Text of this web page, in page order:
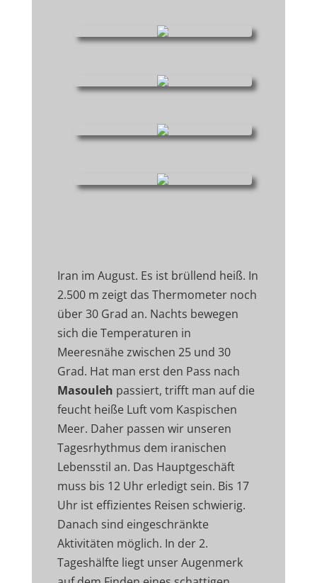
Iran im August. Es ist brüllend heiß. In
2.500 m zeigt das Thermometer noch
über 30 Grad an. Nachts bewegen
sich die Temperaturen in
Meeresnähe zwischen 25 und 30
Grad. Hat man erst den Pass nach
Masouleh passiert, trifft man auf die
feucht heiße Luft vom Kaspischen
Meer. Daher passen wir unseren
Tagesrhythmus dem iranischen
Lebensstil an. Das Hauptgeschäft
muss bis 12 Uhr erledigt sein. Bis 17
Uhr ist effizientes Reisen schwierig.
Danach sind eingeschränkte
Aktivitäten möglich. In der 2.
Tageshälfte liegt unser Augenmerk